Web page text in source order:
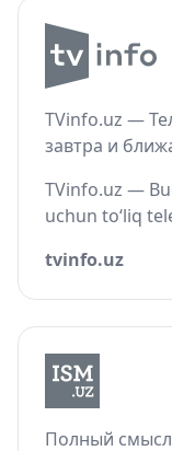
TVinfo.uz —
завтра и
TVinfo.uz —
uchun to‘liq
tvinfo.uz
Полный